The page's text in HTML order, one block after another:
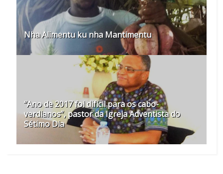
Nha Alimentu ku nha Mantimentu
“Ano de 2017 foi difícil para os cabo-
verdianos”, pastor da Igreja Adventista do
Sétimo Dia